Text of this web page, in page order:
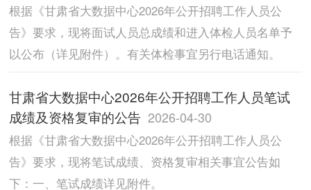
根据《甘肃省大数据中心2026年公开招聘工作人员公
告》要求，现将面试人员总成绩和进入体检人员名单予
以公布（详见附件）。有关体检事宜另行电话通知。
甘肃省大数据中心2026年公开招聘工作人员笔试
成绩及资格复审的公告 2026-04-30
根据《甘肃省大数据中心2026年公开招聘工作人员公
告》要求，现将笔试成绩、资格复审相关事宜公告如
下：一、笔试成绩详见附件。